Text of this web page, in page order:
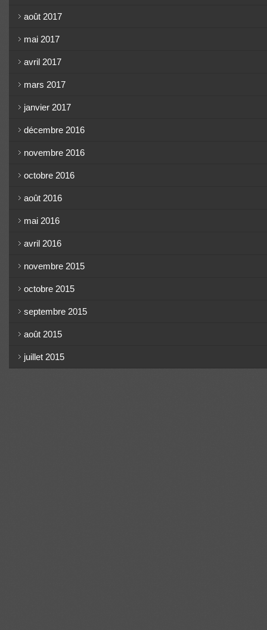
août 2017
mai 2017
avril 2017
mars 2017
janvier 2017
décembre 2016
novembre 2016
octobre 2016
août 2016
mai 2016
avril 2016
novembre 2015
octobre 2015
septembre 2015
août 2015
juillet 2015